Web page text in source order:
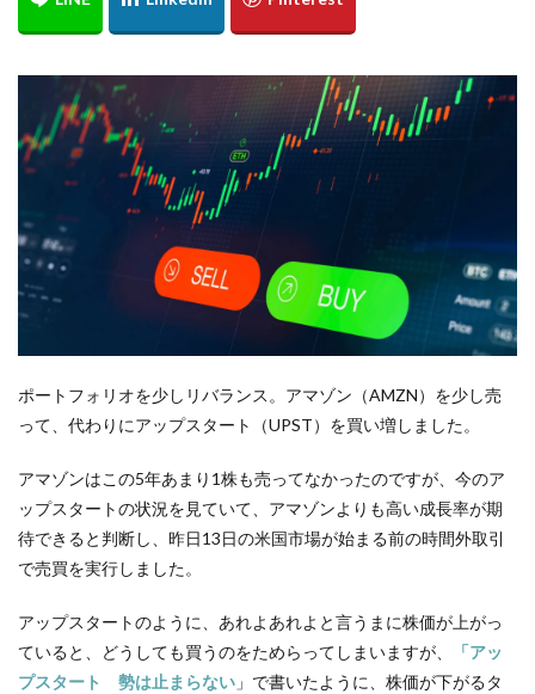
ポートフォリオを少しリバランス。アマゾン（AMZN）を少し売
って、代わりにアップスタート（UPST）を買い増しました。
アマゾンはこの5年あまり1株も売ってなかったのですが、今のア
ップスタートの状況を見ていて、アマゾンよりも高い成長率が期
待できると判断し、昨日13日の米国市場が始まる前の時間外取引
で売買を実行しました。
アップスタートのように、あれよあれよと言うまに株価が上がっ
ていると、どうしても買うのをためらってしまいますが、
「アッ
プスタート 勢は止まらない 」で書いたように、株価が下がるタ